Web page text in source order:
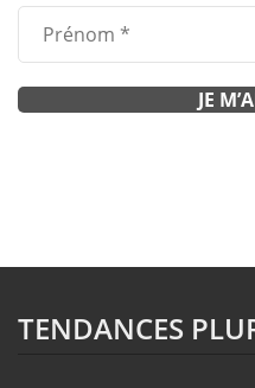
TENDANCES